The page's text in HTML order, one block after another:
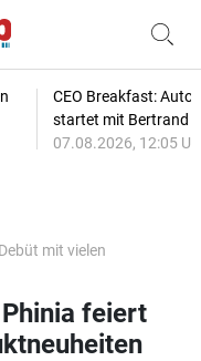
CEO Breakfast:
startet mit Bertrand
07.08.2026, 12:05
mit vielen
feiert